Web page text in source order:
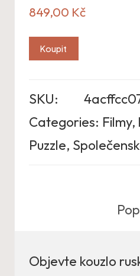
849,00 Kč
Koupit
SKU:
Categories: Filmy,
Puzzle,
Objevte kouzlo